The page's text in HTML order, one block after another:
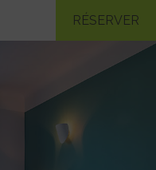
RÉSERVER